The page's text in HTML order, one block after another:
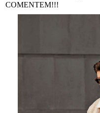
COMENTEM!!!